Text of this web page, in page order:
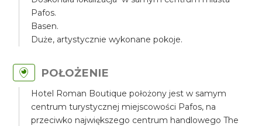
Pafos.
Basen.
Duże, artystycznie wykonane pokoje.
POŁOŻENIE
Hotel Roman Boutique położony jest w samym
centrum turystycznej miejscowości Pafos, na
przeciwko największego centrum handlowego The